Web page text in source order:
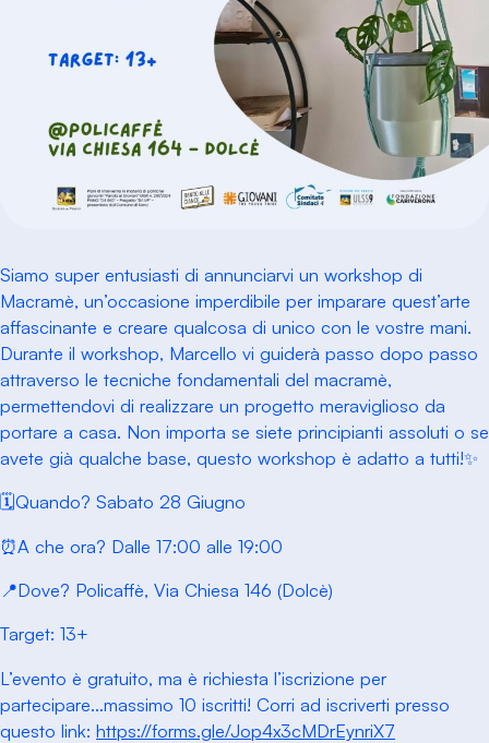
Siamo super entusiasti di annunciarvi un workshop di
Macramè, un’occasione imperdibile per imparare quest’arte
affascinante e creare qualcosa di unico con le vostre mani.
Durante il workshop, Marcello vi guiderà passo dopo passo
attraverso le tecniche fondamentali del macramè,
permettendovi di realizzare un progetto meraviglioso da
portare a casa. Non importa se siete principianti assoluti o se
avete già qualche base, questo workshop è adatto a tutti!✨
🗓️Quando? Sabato 28 Giugno
⏰A che ora? Dalle 17:00 alle 19:00
📍Dove? Policaffè, Via Chiesa 146 (Dolcè)
Target: 13+
L’evento è gratuito, ma è richiesta l’iscrizione per
partecipare…massimo 10 iscritti! Corri ad iscriverti presso
questo link: https://forms.gle/Jop4x3cMDrEynriX7